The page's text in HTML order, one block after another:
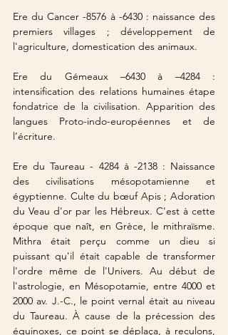
Ere du Cancer -8576 à -6430 : naissance des
premiers villages ; développement de
l'agriculture, domestication des animaux.
Ere du Gémeaux –6430 à –4284 :
intensification des relations humaines étape
fondatrice de la civilisation. Apparition des
langues Proto-indo-européennes et de
l’écriture.
Ere du Taureau - 4284 à -2138 : Naissance
des civilisations mésopotamienne et
égyptienne. Culte du bœuf Apis ; Adoration
du Veau d'or par les Hébreux. C'est à cette
époque que naît, en Grèce, le mithraïsme.
Mithra était perçu comme un dieu si
puissant qu'il était capable de transformer
l'ordre même de l'Univers. Au début de
l'astrologie, en Mésopotamie, entre 4000 et
2000 av. J.-C., le point vernal était au niveau
du Taureau. À cause de la précession des
équinoxes, ce point se déplaça, à reculons,